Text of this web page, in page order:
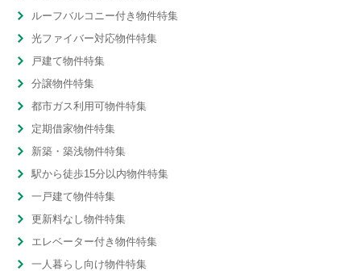
ルーフバルコニー付き物件特集
光ファイバー対応物件特集
戸建て物件特集
分譲物件特集
都市ガス利用可物件特集
定期借家物件特集
新築・築浅物件特集
駅から徒歩15分以内物件特集
一戸建て物件特集
更新料なし物件特集
エレベーター付き物件特集
一人暮らし向け物件特集